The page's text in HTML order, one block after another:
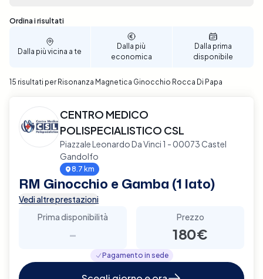
miglior supporto per la salute del tuo ginocchio,
prenota ora con Elty a Rocca Di Papa.
Sono stati trovati 15 risultati
Ordina i risultati
Dalla più vicina a te
Dalla più
economica
Dalla prima
disponibile
15 risultati per Risonanza Magnetica Ginocchio Rocca Di Papa
CENTRO MEDICO
POLISPECIALISTICO CSL
Piazzale Leonardo Da Vinci 1 - 00073 Castel
Gandolfo
8.7 km
RM Ginocchio e Gamba (1 lato)
Vedi altre prestazioni
Prima disponibilità
-
Prezzo
180€
Pagamento in sede